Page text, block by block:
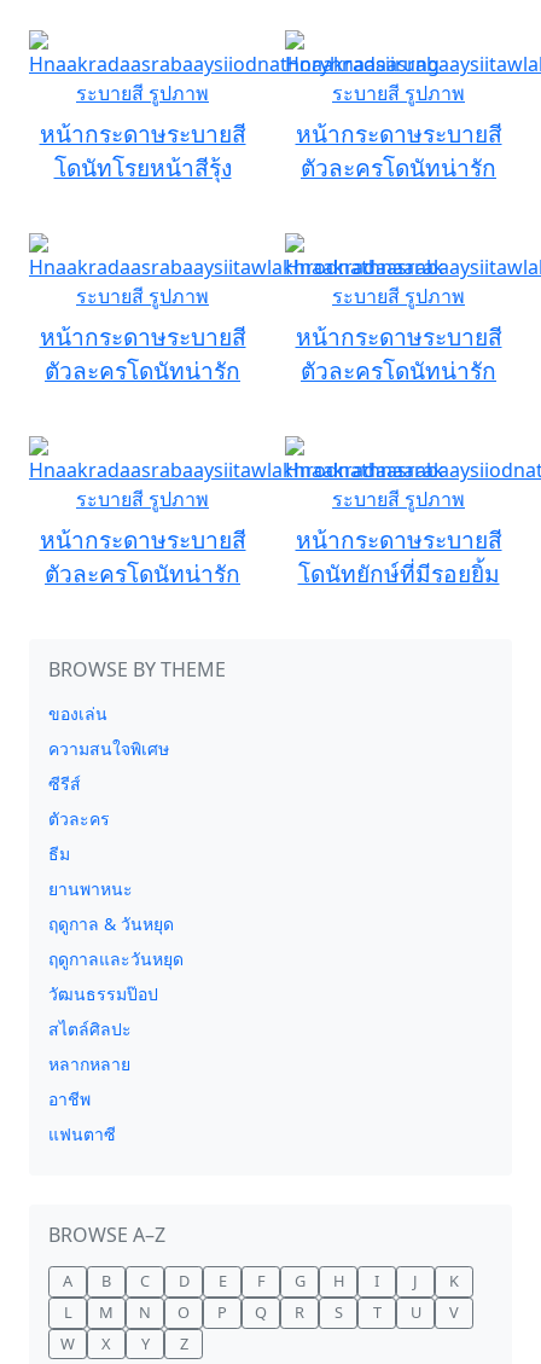
หน้ากระดาษระบายสี
โดนัทโรยหน้าสีรุ้ง
หน้ากระดาษระบายสี
ตัวละครโดนัทน่ารัก
หน้ากระดาษระบายสี
ตัวละครโดนัทน่ารัก
หน้ากระดาษระบายสี
ตัวละครโดนัทน่ารัก
หน้ากระดาษระบายสี
ตัวละครโดนัทน่ารัก
หน้ากระดาษระบายสี
โดนัทยักษ์ที่มีรอยยิ้ม
BROWSE BY THEME
ของเล่น
ความสนใจพิเศษ
ซีรีส์
ตัวละคร
ธีม
ยานพาหนะ
ฤดูกาล & วันหยุด
ฤดูกาลและวันหยุด
วัฒนธรรมป๊อป
สไตล์ศิลปะ
หลากหลาย
อาชีพ
แฟนตาซี
BROWSE A–Z
A B C D E F G H I J
K
L
M N O P Q R S T U
V
W
X Y Z